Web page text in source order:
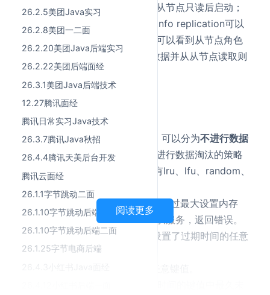
26.2.5美团Java实习
26.2.8美团一二面
26.2.20美团Java后端实习
26.2.22美团后端面经
26.3.1美团Java后端技术
12.27腾讯面经
腾讯日常实习Java技术
26.3.7腾讯Java秋招
26.4.4腾讯天美后台开发
腾讯云面经
26.1.1字节跳动二面
26.1.10字节跳动后端一面
26.1.10字节跳动后端二面
26.1.25字节电商后端
指定主节点地址和端口，开启从节点只读后启动；
启动完成后，连接主节点使用info replication可以
看到从节点信息，连接从节点可以看到从节点角色
slave，如果能从主节点写入数据并从从节点读取则
完成了基础的主从集群搭建。
Redis的淘汰策略？
Redis的淘汰策略一共有八种，可以分为不进行数据
淘汰和进行数据淘汰
两类。不进行数据淘汰的策略
noevict,进行数据淘汰的策略有lru、lfu、random、
：表示当运行内存超过最大设置内存
时，不淘汰数据，同时不再提供服务，返回错误。
volatile-random：随机淘汰设置了过期时间的任意
键值。
阅读更多